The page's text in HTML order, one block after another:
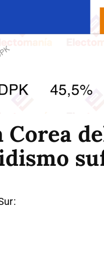
Corea